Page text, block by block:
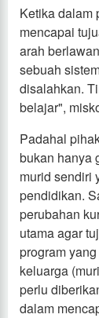
Ketika dalam
mencapai
arah
sebuah
disalahkan.
belajar",
Padahal
bukan hanya
murid sendiri
pendidikan.
perubahan
utama agar
program
keluarga
perlu
dalam